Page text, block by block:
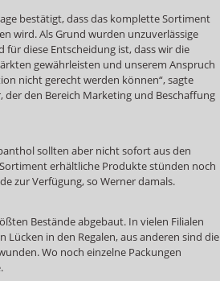
bestätigt, dass das komplette Sortiment
wird. Als Grund wurden unzuverlässige
diese Entscheidung ist, dass wir die
gewährleisten und unserem Anspruch
nicht gerecht werden können“, sagte
den Bereich Marketing und Beschaffung
sollten aber nicht sofort aus den
erhältliche Produkte stünden noch
zur Verfügung, so Werner damals.
Bestände abgebaut. In vielen Filialen
Lücken in den Regalen, aus anderen sind die
Wo noch einzelne Packungen